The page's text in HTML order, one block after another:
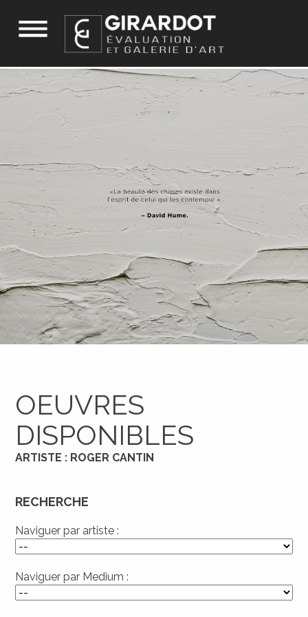
OEUVRES
DISPONIBLES
ARTISTE : ROGER CANTIN
RECHERCHE
Naviguer par artiste :
Naviguer par Medium :